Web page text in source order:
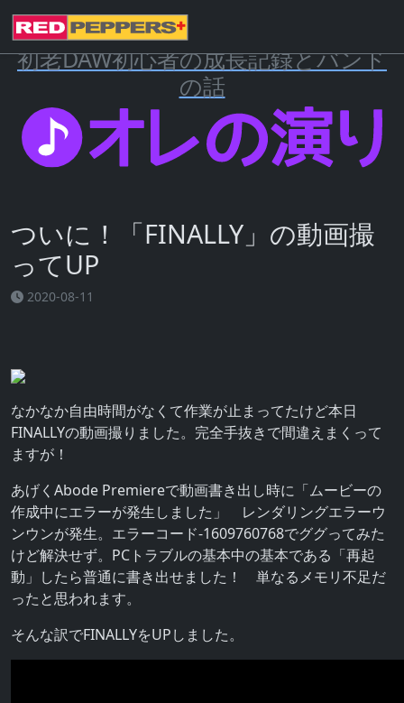
初老DAW初心者の成長記録とバンド
の話
ついに！「FINALLY」の動画撮
ってUP
2020-08-11
なかなか自由時間がなくて作業が止まってたけど本日
FINALLYの動画撮りました。完全手抜きで間違えまくって
ますが！
あげくAbode Premiereで動画書き出し時に「ムービーの
作成中にエラーが発生しました」 レンダリングエラーウ
ンウンが発生。エラーコード-1609760768でググってみた
けど解決せず。PCトラブルの基本中の基本である「再起
動」したら普通に書き出せました！ 単なるメモリ不足だ
ったと思われます。
そんな訳でFINALLYをUPしました。